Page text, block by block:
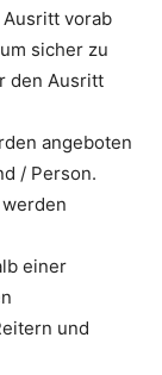
vorab
sicher zu
den Ausritt
angeboten
/ Person.
einer
und